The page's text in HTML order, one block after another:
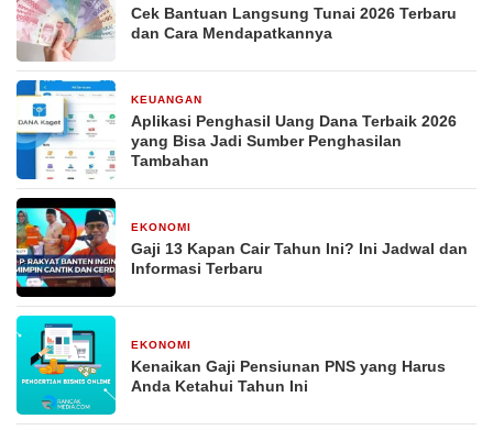
Cek Bantuan Langsung Tunai 2026 Terbaru
dan Cara Mendapatkannya
KEUANGAN
Aplikasi Penghasil Uang Dana Terbaik 2026
yang Bisa Jadi Sumber Penghasilan
Tambahan
EKONOMI
Gaji 13 Kapan Cair Tahun Ini? Ini Jadwal dan
Informasi Terbaru
EKONOMI
Kenaikan Gaji Pensiunan PNS yang Harus
Anda Ketahui Tahun Ini